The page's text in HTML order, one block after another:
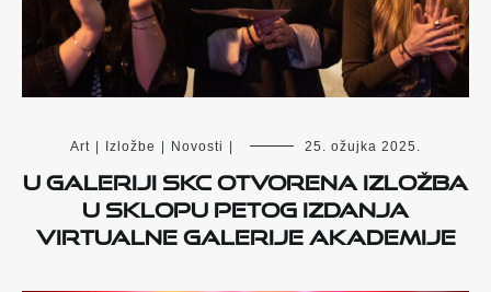
Art Izložbe Novosti 25. ožujka 2025.
U Galeriji SKC otvorena izložba
u sklopu petog izdanja
Virtualne galerije Akademije